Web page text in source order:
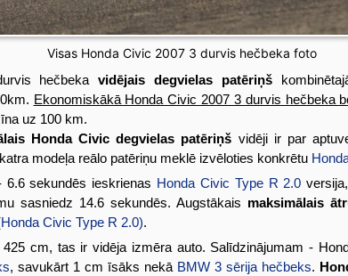
Visas Honda Civic 2007 3 durvis hečbeka foto
hečbekavidējais degvielas patēriņš
Ekonomiskākā Honda Civic 2007 3 durvis hečbeka
uz 100 km.
Honda Civic degvielas patēriņš vidēji ir par
modeļa reālo patēriņu meklē izvēloties konkrētu
sekundēs ieskrienas Honda Civic Type R 2.0
sasniedz 14.6 sekundēs. Augstākais maksimālais
Civic Type R 2.0).
cm, tas ir vidēja izmēra auto. Salīdzinājumam -
, savukārt 1 cm īsāks nekā BMW 3 sērija hečbeks.